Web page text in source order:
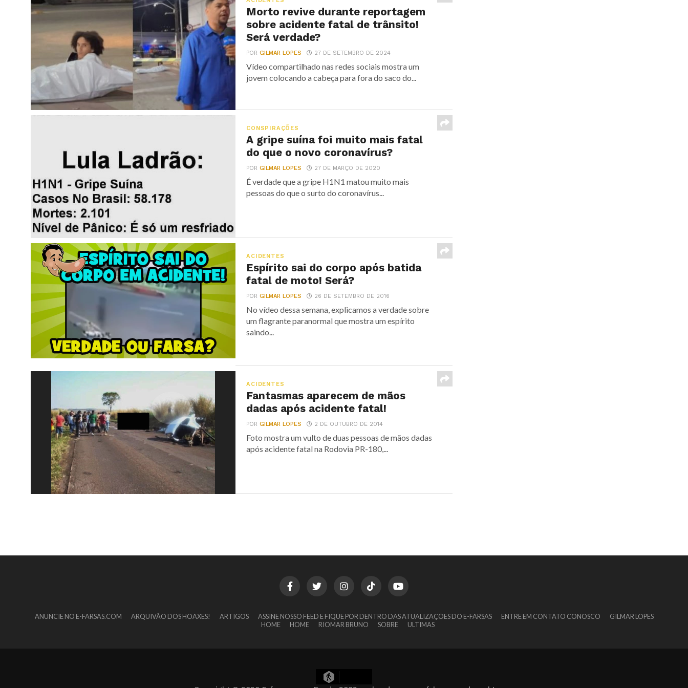
Morto revive durante reportagem
sobre acidente fatal de trânsito!
Será verdade?
PORGILMAR LOPES 27 DE SETEMBRO DE 2024
Vídeo compartilhado nas redes sociais mostra um
jovem colocando a cabeça para fora do saco do...
CONSPIRAÇÕES
A gripe suína foi muito mais fatal
do que o novo coronavírus?
PORGILMAR LOPES 27 DE MARÇO DE 2020
É verdade que a gripe H1N1 matou muito mais
pessoas do que o surto do coronavírus...
ACIDENTES
Espírito sai do corpo após batida
fatal de moto! Será?
PORGILMAR LOPES 26 DE SETEMBRO DE 2016
No vídeo dessa semana, explicamos a verdade sobre
um flagrante paranormal que mostra um espírito
saindo...
ACIDENTES
Fantasmas aparecem de mãos
dadas após acidente fatal!
PORGILMAR LOPES 2 DE OUTUBRO DE 2014
Foto mostra um vulto de duas pessoas de mãos dadas
após acidente fatal na Rodovia PR-180,...
ANUNCIE NO E-FARSAS.COM ARQUIVÃO DOS HOAXES! ARTIGOS ASSINE NOSSO FEED E FIQUE POR DENTRO DAS ATUALIZAÇÕES DO E-FARSAS ENTRE EM CONTATO CONOSCO
GILMAR LOPES
HOME
HOME RIOMAR BRUNO SOBRE ULTIMAS